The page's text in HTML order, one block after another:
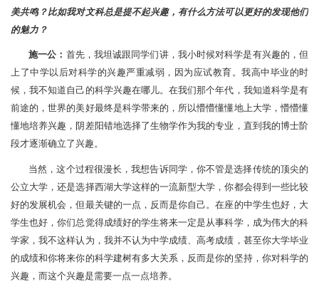
美共鸣？比如我对文科总是提不起兴趣，有什么方法可以更好的发现他们
的魅力？
施一公： 首先，我坦诚跟同学们讲，我小时候对科学是有兴趣的，但
上了中学以后对科学的兴趣严重减弱，因为应试教育。我高中毕业的时
候，我不知道自己的科学兴趣在哪儿。在我们那个年代，我知道科学是有
前途的，世界的美好最终是科学带来的，所以懵懵懂懂地上大学，懵懵懂
懂地培养兴趣，阴差阳错地选择了生物学作为我的专业，直到我的博士阶
段才逐渐确立了兴趣。
当然，这个过程很漫长，我想告诉同学，你不管是选择传统的顶尖的
公立大学，还是选择西湖大学这样的一流新型大学，你都会得到一些比较
好的发展机会，但最关键的一点，反而是你自己。在座的中学生也好，大
学生也好，你们总觉得成绩好的学生将来一定是从事科学，成为伟大的科
学家，我不这样认为，我并不认为中学成绩、高考成绩，甚至你大学毕业
的成绩和你将来你的科学建树有多大关系，反而是你的坚持，你对科学的
兴趣，而这个兴趣是需要一点一点培养。